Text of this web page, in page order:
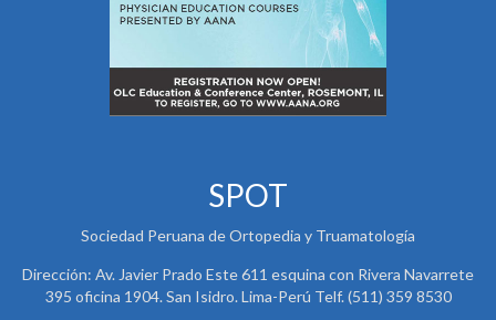
SPOT
Sociedad Peruana de Ortopedia y Truamatología
Dirección: Av. Javier Prado Este 611 esquina con Rivera Navarrete
395 oficina 1904. San Isidro. Lima-Perú Telf. (511) 359 8530